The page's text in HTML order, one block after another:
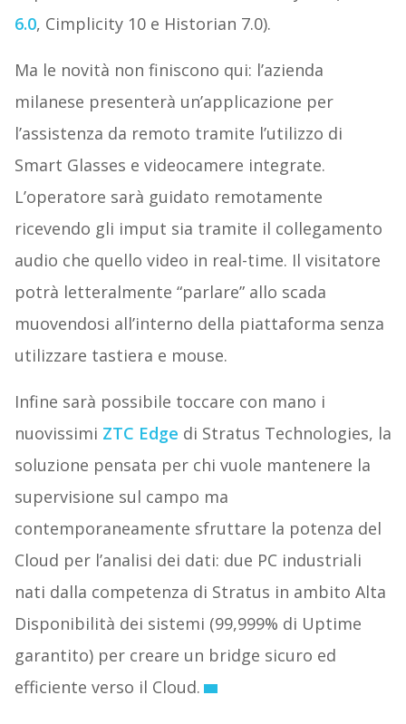
6.0, Cimplicity 10 e Historian 7.0).
Ma le novità non finiscono qui: l’azienda
milanese presenterà un’applicazione per
l’assistenza da remoto tramite l’utilizzo di
Smart Glasses e videocamere integrate.
L’operatore sarà guidato remotamente
ricevendo gli imput sia tramite il collegamento
audio che quello video in real-time. Il visitatore
potrà letteralmente “parlare” allo scada
muovendosi all’interno della piattaforma senza
utilizzare tastiera e mouse.
Infine sarà possibile toccare con mano i
nuovissimi ZTC Edge di Stratus Technologies, la
soluzione pensata per chi vuole mantenere la
supervisione sul campo ma
contemporaneamente sfruttare la potenza del
Cloud per l’analisi dei dati: due PC industriali
nati dalla competenza di Stratus in ambito Alta
Disponibilità dei sistemi (99,999% di Uptime
garantito) per creare un bridge sicuro ed
efficiente verso il Cloud.